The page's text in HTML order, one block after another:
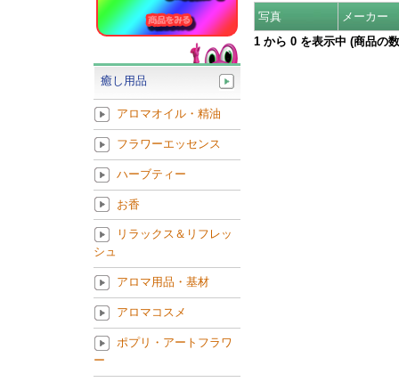
写真
メーカー
1 から 0 を表示中 (商品の
癒し用品
アロマオイル・精油
フラワーエッセンス
ハーブティー
お香
リラックス＆リフレッ
シュ
アロマ用品・基材
アロマコスメ
ポプリ・アートフラワ
ー